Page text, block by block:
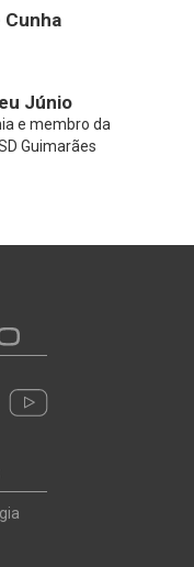
Cunha
Júnio
e membro da
Guimarães